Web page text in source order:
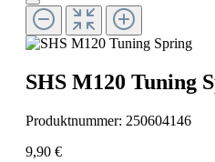
SHS M120 Tuning
Produktnummer: 250604146
9,90 €